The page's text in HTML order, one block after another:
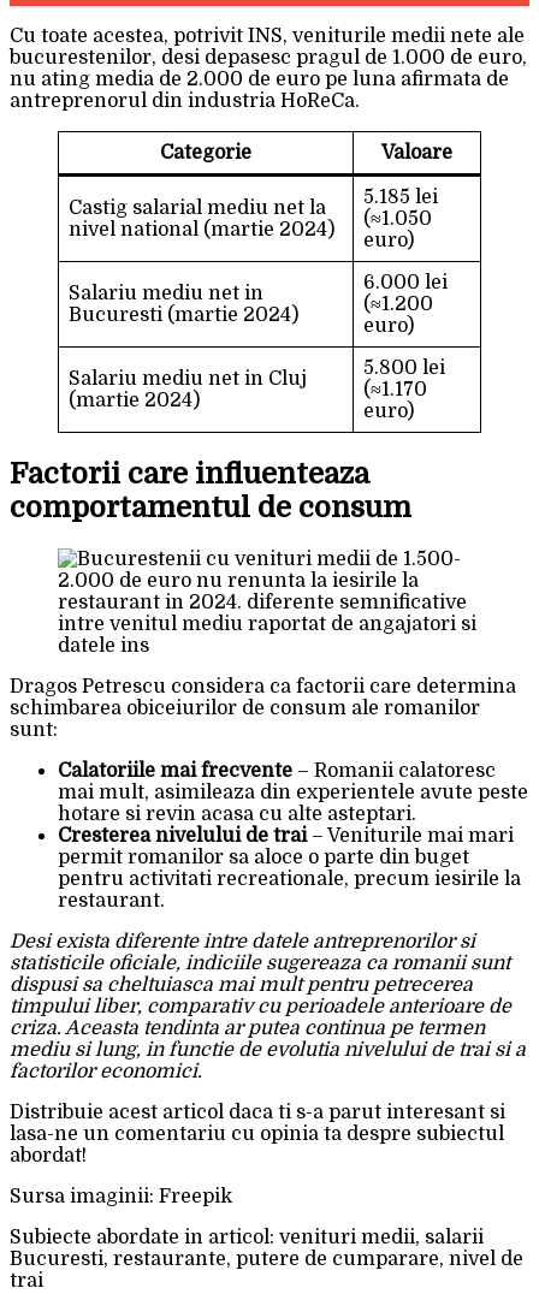
Cu toate acestea, potrivit INS, veniturile medii nete ale
bucurestenilor, desi depasesc pragul de 1.000 de euro,
nu ating media de 2.000 de euro pe luna afirmata de
antreprenorul din industria HoReCa.
Categorie Valoare
Castig salarial mediu net la
nivel national (martie 2024)
5.185 lei
(≈1.050
euro)
Salariu mediu net in
Bucuresti (martie 2024)
6.000 lei
(≈1.200
euro)
Salariu mediu net in Cluj
(martie 2024)
5.800 lei
(≈1.170
euro)
Factorii care influenteaza
comportamentul de consum
Dragos Petrescu considera ca factorii care determina
schimbarea obiceiurilor de consum ale romanilor
sunt:
Calatoriile mai frecvente – Romanii calatoresc
mai mult, asimileaza din experientele avute peste
hotare si revin acasa cu alte asteptari.
Cresterea nivelului de trai– Veniturile mai mari
permit romanilor sa aloce o parte din buget
pentru activitati recreationale, precum iesirile la
restaurant.
Desi exista diferente intre datele antreprenorilor si
statisticile oficiale, indiciile sugereaza ca romanii sunt
dispusi sa cheltuiasca mai mult pentru petrecerea
timpului liber, comparativ cu perioadele anterioare de
criza. Aceasta tendinta ar putea continua pe termen
mediu si lung, in functie de evolutia nivelului de trai si a
factorilor economici.
Distribuie acest articol daca ti s-a parut interesant si
lasa-ne un comentariu cu opinia ta despre subiectul
abordat!
Sursa imaginii: Freepik
Subiecte abordate in articol: venituri medii, salarii
Bucuresti, restaurante, putere de cumparare, nivel de
trai